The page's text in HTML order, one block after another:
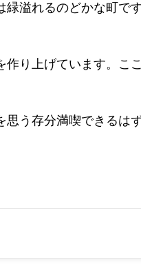
溢れるのどかな町で
り上げています。こ
う存分満喫できるはず